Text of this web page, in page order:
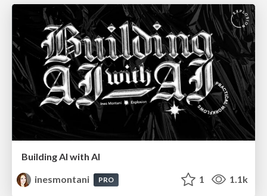
Building AI with AI
inesmontani
PRO 1 1.1k